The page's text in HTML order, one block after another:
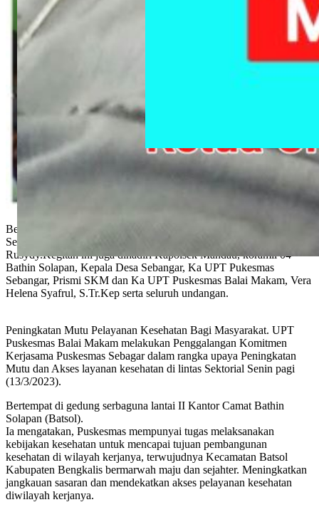
Bengkalis – Kompasnews.co.id.
Secara resmi di buka oleh Camat Batsol Muhammad
Rusydy.Kegitan ini juga dihadiri Kapolsek Mandau, koramil 04
Bathin Solapan, Kepala Desa Sebangar, Ka UPT Pukesmas
Sebangar, Prismi SKM dan Ka UPT Puskesmas Balai Makam, Vera
Helena Syafrul, S.Tr.Kep serta seluruh undangan.
Peningkatan Mutu Pelayanan Kesehatan Bagi Masyarakat. UPT
Puskesmas Balai Makam melakukan Penggalangan Komitmen
Kerjasama Puskesmas Sebagar dalam rangka upaya Peningkatan
Mutu dan Akses layanan kesehatan di lintas Sektorial Senin pagi
(13/3/2023).
Bertempat di gedung serbaguna lantai II Kantor Camat Bathin
Solapan (Batsol).
Ia mengatakan, Puskesmas mempunyai tugas melaksanakan
kebijakan kesehatan untuk mencapai tujuan pembangunan
kesehatan di wilayah kerjanya, terwujudnya Kecamatan Batsol
Kabupaten Bengkalis bermarwah maju dan sejahter. Meningkatkan
jangkauan sasaran dan mendekatkan akses pelayanan kesehatan
diwilayah kerjanya.